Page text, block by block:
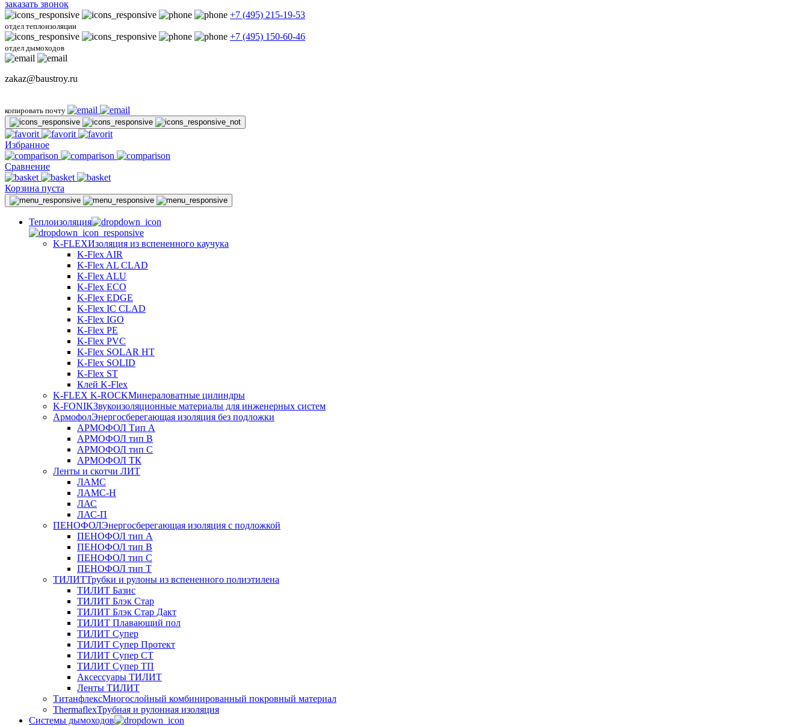
заказать звонок
+7 (495) 215-19-53
отдел теплоизоляции
+7 (495) 150-60-46
отдел дымоходов
zakaz@baustroy.ru
копировать почту
Избранное
Сравнение
Корзина пуста
Теплоизоляция
K-FLEXИзоляция из вспененного каучука
K-Flex AIR
K-Flex AL CLAD
K-Flex ALU
K-Flex ECO
K-Flex EDGE
K-Flex IC CLAD
K-Flex IGO
K-Flex PE
K-Flex PVC
K-Flex SOLAR HT
K-Flex SOLID
K-Flex ST
Клей K-Flex
K-FLEX K-ROCKМинераловатные цилиндры
K-FONIKЗвукоизоляционные материалы для инженерных систем
АрмофолЭнергосберегающая изоляция без подложки
АРМОФОЛ Тип А
АРМОФОЛ тип В
АРМОФОЛ тип C
АРМОФОЛ ТК
Ленты и скотчи ЛИТ
ЛАМС
ЛАМС-Н
ЛАС
ЛАС-П
ПЕНОФОЛЭнергосберегающая изоляция с подложкой
ПЕНОФОЛ тип А
ПЕНОФОЛ тип B
ПЕНОФОЛ тип C
ПЕНОФОЛ тип T
ТИЛИТТрубки и рулоны из вспененного полиэтилена
ТИЛИТ Базис
ТИЛИТ Блэк Стар
ТИЛИТ Блэк Стар Дакт
ТИЛИТ Плавающий пол
ТИЛИТ Супер
ТИЛИТ Супер Протект
ТИЛИТ Супер СТ
ТИЛИТ Супер ТП
Аксессуары ТИЛИТ
Ленты ТИЛИТ
ТитанфлексМногослойный комбинированный покровный материал
ThermaflexТрубная и рулонная изоляция
Cистемы дымоходов